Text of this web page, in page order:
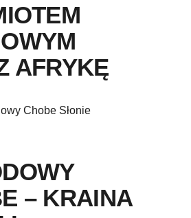
AFRYKĘ
– KRAINA